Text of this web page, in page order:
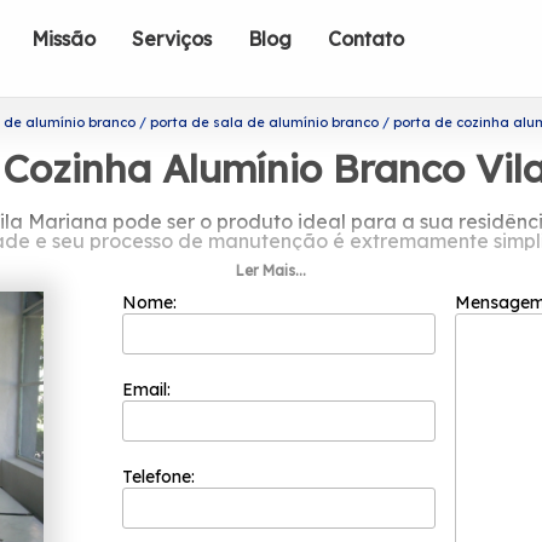
Missão Serviços Blog Contato
alumínio branco porta de sala de alumínio branco porta de cozinha
Alumínio Branco
Mariana pode ser o produto ideal para a sua
e seu processo de manutenção é extremamente
em porta de cozinha alumínio
formada somente por colaboradores
e evolução dos processos. A empresa é uma
o melhor custo benefício para seus clientes.
é uma das organizações mais recomendadas do
branco Vila Mariana? Para um trabalho de qualidade,
Entre os serviços oferecidos, é possível encontrar:
de Trabalhamos exclusivamente com matéria-
qualidade em nossos produtos.. Não deixe de falar
Ler Mais...
Nome:
Email:
Telefone: